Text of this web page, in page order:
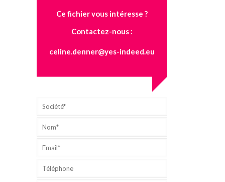
Ce fichier vous intéresse ?
Contactez-nous :
celine.denner@yes-indeed.eu